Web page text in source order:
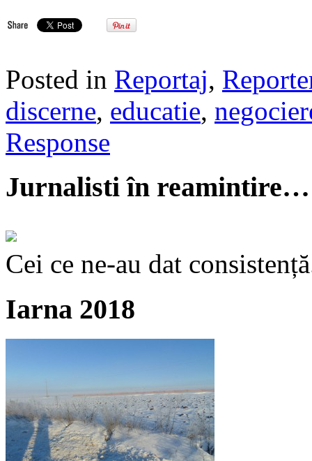
Posted in Reportaj,
discerne, educatie,
Response
Jurnalisti în reamintire…
Cei ce ne-au dat
Iarna 2018